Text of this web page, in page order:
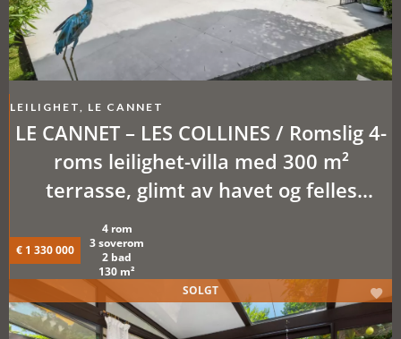
LEILIGHET, LE CANNET
LE CANNET – LES COLLINES / Romslig 4-
roms leilighet-villa med 300 m²
terrasse, glimt av havet og felles
€ 1 330 000
4 rom
3 soverom
2 bad
130 m²
SOLGT